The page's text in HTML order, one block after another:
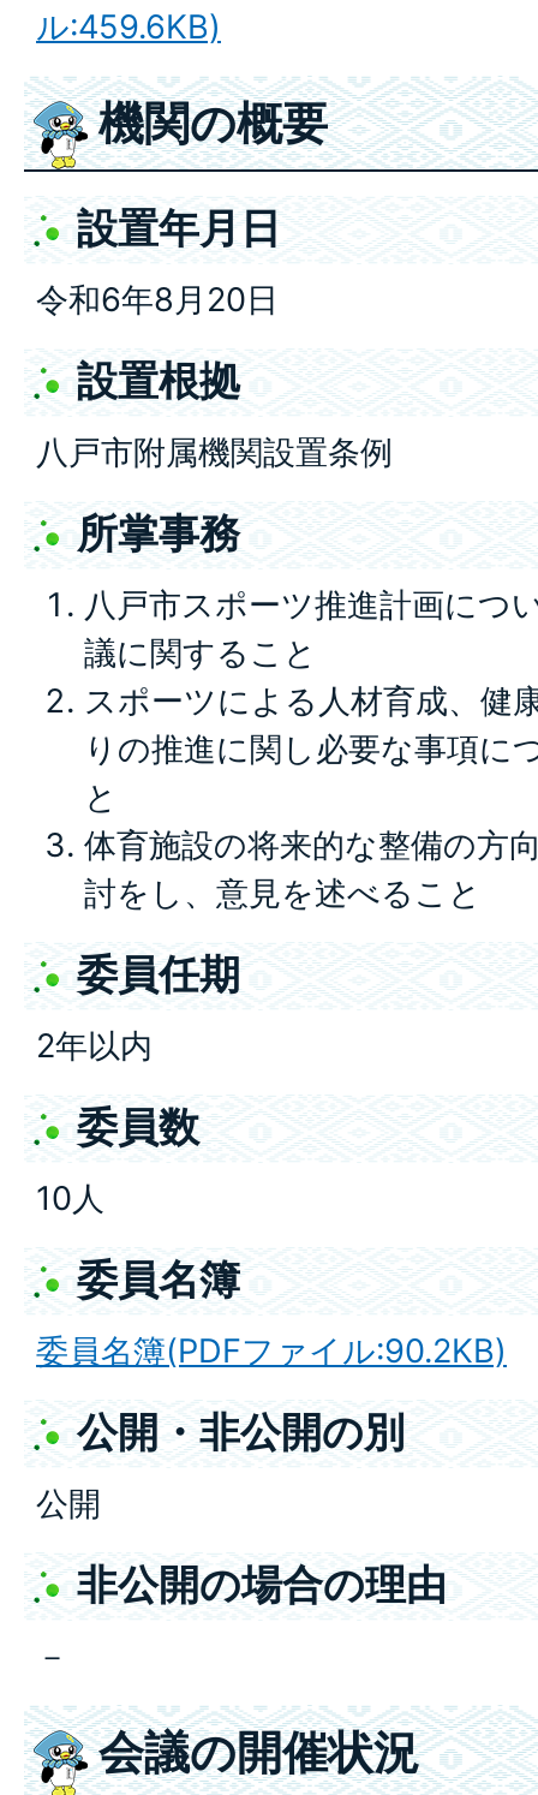
ル:459.6KB)
機関の概要
設置年月日
令和6年8月20日
設置根拠
八戸市附属機関設置条例
所掌事務
八戸市スポーツ推進計画につ
議に関すること
スポーツによる人材育成、健
りの推進に関し必要な事項に
と
体育施設の将来的な整備の方
討をし、意見を述べること
委員任期
2年以内
委員数
10人
委員名簿
委員名簿(PDFファイル:90.2KB)
公開・非公開の別
公開
非公開の場合の理由
－
会議の開催状況